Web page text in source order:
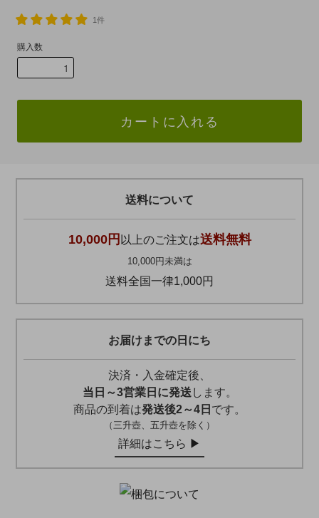
1件
購入数
カートに入れる
送料について
10,000円 以上のご注文は送料無料
10,000円未満は
送料全国一律1,000円
お届けまでの日にち
決済・入金確定後、
当日～3営業日に発送 します。
商品の到着は発送後2～4日 です。
（三升壺、五升壺を除く）
詳細はこちら ▶︎